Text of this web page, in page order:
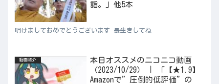
詣。」他5本
明けましておめでとうございます 長生きしてね
動画紹介
本日オススメのニコニコ動画
（2023/10/29） | 「【★1.9】
Amazonで”圧倒的低評価”の